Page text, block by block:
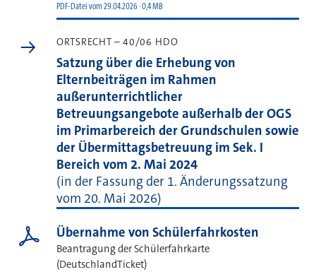
PDF-Datei vom 29.04.2026 · 0,4 MB
ORTSRECHT – 40/06 HDO
Satzung über die Erhebung von
Elternbeiträgen im Rahmen
außerunterrichtlicher
Betreuungsangebote außerhalb der OGS
im Primarbereich der Grundschulen sowie
der Übermittagsbetreuung im Sek. I
Bereich vom 2. Mai 2024
(in der Fassung der 1. Änderungssatzung
vom 20. Mai 2026)
Übernahme von Schülerfahrkosten
Beantragung der Schülerfahrkarte
(DeutschlandTicket)